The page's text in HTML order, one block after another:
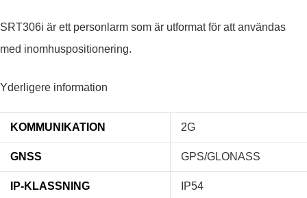
SRT306i är ett personlarm som är utformat för att användas
med inomhuspositionering.
Yderligere information
KOMMUNIKATION 2G
GNSS GPS/GLONASS
IP-KLASSNING IP54